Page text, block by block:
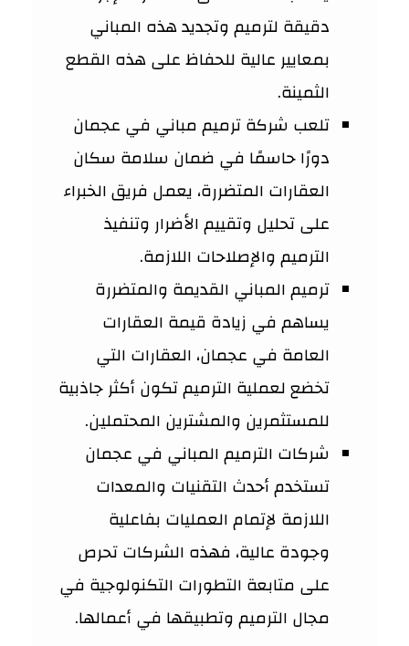
دقيقة لترميم وتجديد هذه المباني
بمعايير عالية للحفاظ على هذه القطع
الثمينة.
تلعب شركة ترميم مباني في عجمان
دورًا حاسمًا في ضمان سلامة سكان
العقارات المتضررة، يعمل فريق الخبراء
على تحليل وتقييم الأضرار وتنفيذ
الترميم والإصلاحات اللازمة.
ترميم المباني القديمة والمتضررة
يساهم في زيادة قيمة العقارات
العامة في عجمان، العقارات التي
تخضع لعملية الترميم تكون أكثر جاذبية
للمستثمرين والمشترين المحتملين.
شركات الترميم المباني في عجمان
تستخدم أحدث التقنيات والمعدات
اللازمة لإتمام العمليات بفاعلية
وجودة عالية، فهذه الشركات تحرص
على متابعة التطورات التكنولوجية في
مجال الترميم وتطبيقها في أعمالها.